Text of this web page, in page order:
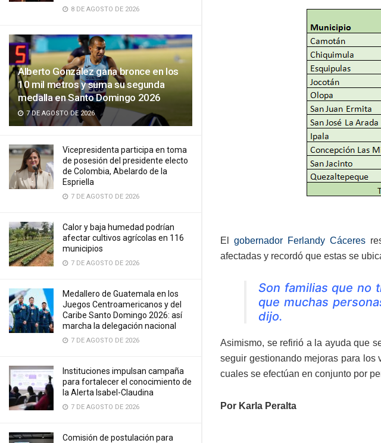
8 DE AGOSTO DE 2026
Alberto González gana bronce en los
10 mil metros y suma su segunda
medalla en Santo Domingo 2026
7 DE AGOSTO DE 2026
Vicepresidenta participa en toma
de posesión del presidente electo
de Colombia, Abelardo de la
Espriella
7 DE AGOSTO DE 2026
Calor y baja humedad podrían
afectar cultivos agrícolas en 116
municipios
7 DE AGOSTO DE 2026
Medallero de Guatemala en los
Juegos Centroamericanos y del
Caribe Santo Domingo 2026: así
marcha la delegación nacional
7 DE AGOSTO DE 2026
Instituciones impulsan campaña
para fortalecer el conocimiento de
la Alerta Isabel-Claudina
7 DE AGOSTO DE 2026
Comisión de postulación para
El gobernador Ferlandy Cáceres
afectadas y recordó que estas se
Son familias que no
que muchas
dijo.
Asimismo, se refirió a la ayuda que
seguir gestionando mejoras para
cuales se efectúan en conjunto por
Por Karla Peralta